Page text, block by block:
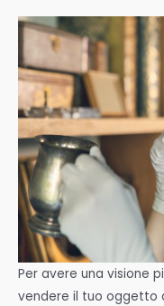
Per avere una visione
vendere il tuo oggetto